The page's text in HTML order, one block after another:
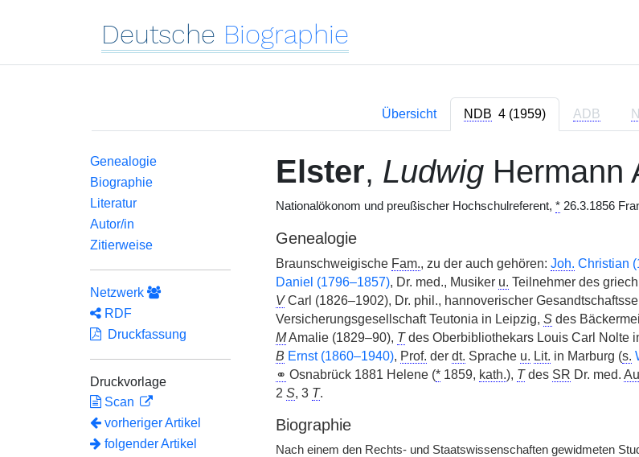
Deutsche Biographie
Übersicht NDB 4 (1959) ADB
Genealogie
Biographie
Literatur
Autor/in
Zitierweise
Netzwerk
RDF
Druckfassung
Druckvorlage
Scan
vorheriger Artikel
folgender Artikel
Elster, LudwigHermann
Nationalökonom und preußischer Hochschulreferent, *26.3.1856
Genealogie
Braunschweigische Fam., zu der auch gehören: Joh. Christian
Daniel (1796–1857), Dr. med., Musiker u. Teilnehmer des
VCarl (1826–1902), Dr. phil., hannoverischer
Versicherungsgesellschaft Teutonia in Leipzig, Sdes
MAmalie (1829–90), Tdes Oberbibliothekars Louis Carl Nolte
B Ernst (1860–1940), Prof. der dt. Sprache u. Lit. in Marburg (s.
⚭ Osnabrück 1881 Helene (*1859, kath.), Tdes SR Dr. med.
2 S, 3 T.
Biographie
Nach einem den Rechts- und Staatswissenschaften gewidmeten